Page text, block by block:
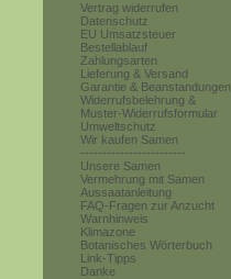
Vertrag widerrufen
Datenschutz
EU Umsatzsteuer
Bestellablauf
Zahlungsarten
Lieferung & Versand
Garantie & Beanstandungen
Widerrufsbelehrung &
Muster-Widerrufsformular
Umweltschutz
Wir kaufen Samen
------------------------
Unsere Samen
Vermehrung mit Samen
Aussaatanleitung
FAQ-Fragen zur Anzucht
Warnhinweis
Klimazone
Botanisches Wörterbuch
Link-Tipps
Danke